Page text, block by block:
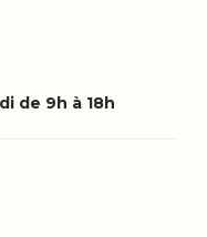
de 9h à 18h